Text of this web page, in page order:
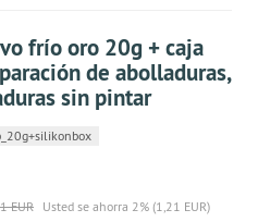
frío oro 20g + caja
de abolladuras,
sin pintar
EUR Usted se ahorra 2% (1,21 EUR)